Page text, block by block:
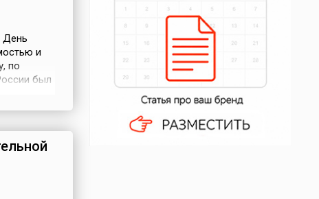
День
и
по
был